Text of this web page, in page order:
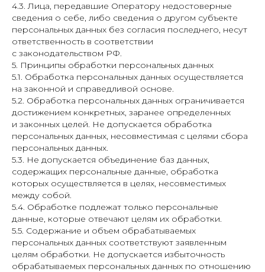
4.3. Лица, передавшие Оператору недостоверные
сведения о себе, либо сведения о другом субъекте
персональных данных без согласия последнего, несут
ответственность в соответствии
с законодательством РФ.
5. Принципы обработки персональных данных
5.1. Обработка персональных данных осуществляется
на законной и справедливой основе.
5.2. Обработка персональных данных ограничивается
достижением конкретных, заранее определенных
и законных целей. Не допускается обработка
персональных данных, несовместимая с целями сбора
персональных данных.
5.3. Не допускается объединение баз данных,
содержащих персональные данные, обработка
которых осуществляется в целях, несовместимых
между собой.
5.4. Обработке подлежат только персональные
данные, которые отвечают целям их обработки.
5.5. Содержание и объем обрабатываемых
персональных данных соответствуют заявленным
целям обработки. Не допускается избыточность
обрабатываемых персональных данных по отношению